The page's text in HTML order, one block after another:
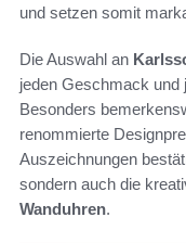
und setzen somit
Die Auswahl an
jeden Geschmack und
Besonders
renommierte
Auszeichnungen
sondern auch die
Wanduhren.